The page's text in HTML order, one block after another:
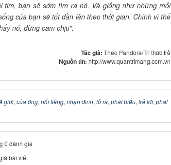
tim, bạn sẽ sớm tìm ra nó. Và giống như những mối
của bạn sẽ tốt dần lên theo thời gian. Chính vì thế
nó, đừng cam chịu".
Tác giả:Theo Pandora/Trí thức trẻ
Nguồn tin:http://www.quantrimang.com.vn
giới,của ông,nổi tiếng,nhận định,tỏ ra,phát biểu,trả lời,phát
0 đánh giá
bài viết